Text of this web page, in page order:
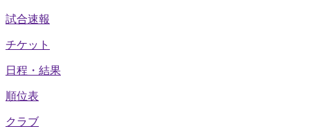
試合速報
チケット
日程・結果
順位表
クラブ